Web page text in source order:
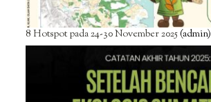
8 Hotspot pada 24-30 November 2025(admin)